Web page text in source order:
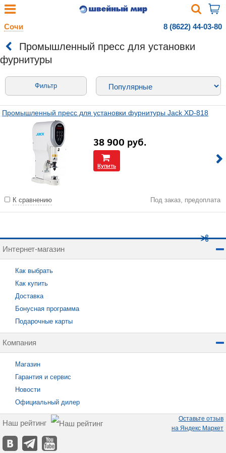
Сочи 8 (8622) 44-03-80
Промышленный пресс для установки
фурнитуры
Фильтр
Промышленный пресс для установки фурнитуры Jack XD-818
38 900 руб.
Купить
К сравнению Под заказ, предоплата
Интернет-магазин
Как выбрать
Как купить
Доставка
Бонусная программа
Подарочные карты
Компания
Магазин
Гарантия и сервис
Новости
Официальный дилер
Наш рейтинг
Оставьте отзыв
на Яндекс Маркет